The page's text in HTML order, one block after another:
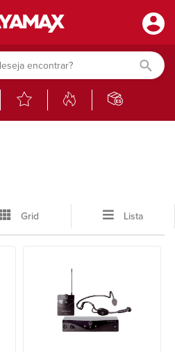
Grid Lista